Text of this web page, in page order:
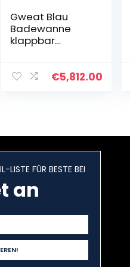
Gweat Blau
Badewanne
klappbar
Erwachsenen
Plastikeimer
Badewanne
öße : L)
€5,812.00
LISTE FÜR BESTE BEI
an